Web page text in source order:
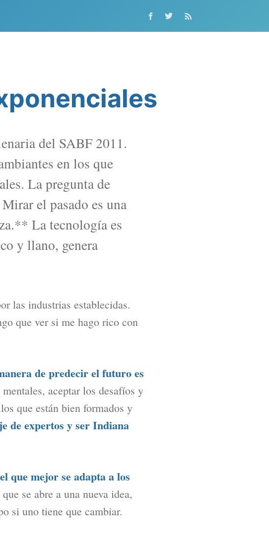
del SABF 2011.
en los que
La pregunta de
el pasado es una
La tecnología es
y llano, genera
las industrias establecidas.
que ver si me hago rico con
de predecir el futuro es
aceptar los desafíos y
que están bien formados y
de expertos y ser Indiana
que mejor se adapta a los
se abre a una nueva idea,
si uno tiene que cambiar.